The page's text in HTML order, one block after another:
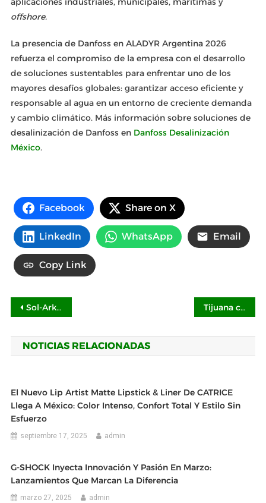
offshore.
La presencia de Danfoss en ALADYR Argentina 2026
refuerza el compromiso de la empresa con el desarrollo
de soluciones sustentables para enfrentar uno de los
mayores desafíos globales: garantizar acceso eficiente y
responsable al agua en un entorno de creciente demanda
y cambio climático. Más información sobre soluciones de
desalinización de Danfoss en Danfoss Desalinización
México.
Facebook Share on X
LinkedIn WhatsApp Email
Copy Link
Navegación
de
entradas
Sol-Ark presenta el nuevo Inversor Híbrido Limitless 12K-2P-LL con potencia de respaldo prémium Tijuana como semillero creativo internacional: moda, identidad y nuevas voces mexicanas reconocidas en el Paseo de la Fama de Tijuana Innovadora
NOTICIAS RELACIONADAS
El Nuevo Lip Artist Matte Lipstick & Liner De CATRICE
Llega A México: Color Intenso, Confort Total Y Estilo Sin
Esfuerzo
septiembre 17, 2025 admin
G-SHOCK Inyecta Innovación Y Pasión En Marzo:
Lanzamientos Que Marcan La Diferencia
marzo 27, 2025 admin